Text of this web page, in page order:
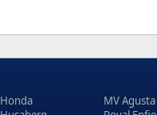
Honda
MV Agusta